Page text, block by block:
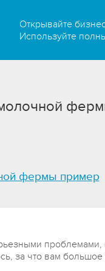
Открывайте
Используйте
фермы пример
проблемами,
за что вам